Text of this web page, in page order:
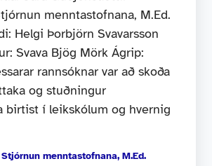
menntastofnana, M.Ed.
Helgi Þorbjörn Svavarsson
Svava Bjög Mörk Ágrip:
rannsóknar var að skoða
og stuðningur
birtist í leikskólum og hvernig
Stjórnun menntastofnana, M.Ed.